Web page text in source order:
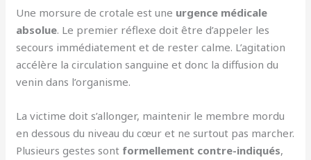
Une morsure de crotale est une urgence médicale
absolue. Le premier réflexe doit être d’appeler les
secours immédiatement et de rester calme. L’agitation
accélère la circulation sanguine et donc la diffusion du
venin dans l’organisme.
La victime doit s’allonger, maintenir le membre mordu
en dessous du niveau du cœur et ne surtout pas marcher.
Plusieurs gestes sont formellement contre-indiqués,